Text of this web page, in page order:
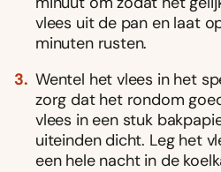
vlees uit de pan en laat
minuten rusten.
Wentel het vlees in het
zorg dat het rondom
vlees in een stuk
uiteinden dicht. Leg het
een hele nacht in de